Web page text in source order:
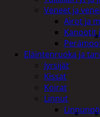
Veneet ja
Airot ja
Kanootit
Eläintenruoka ja
Jyrsijät
Kissat
Koirat
Linnut